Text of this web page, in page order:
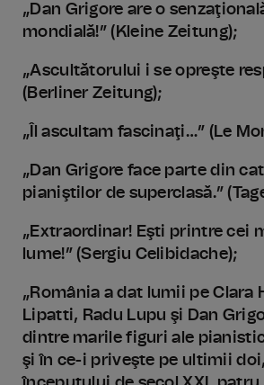
„Dan Grigore are o
mondială!” (Kleine Zeitung);
„Ascultătorului i se opreşte
(Berliner Zeitung);
„Îl ascultam fascinaţi…” (Le
„Dan Grigore face parte din
pianiştilor de superclasă.”
„Extraordinar! Eşti printre cei
lume!” (Sergiu Celibidache);
„România a dat lumii pe Clara
Lipatti, Radu Lupu şi Dan
dintre marile figuri ale
şi în ce-i priveşte pe ultimii